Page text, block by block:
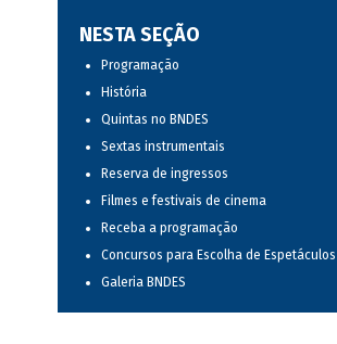
NESTA SEÇÃO
Programação
História
Quintas no BNDES
Sextas instrumentais
Reserva de ingressos
Filmes e festivais de cinema
Receba a programação
Concursos para Escolha de
Galeria BNDES